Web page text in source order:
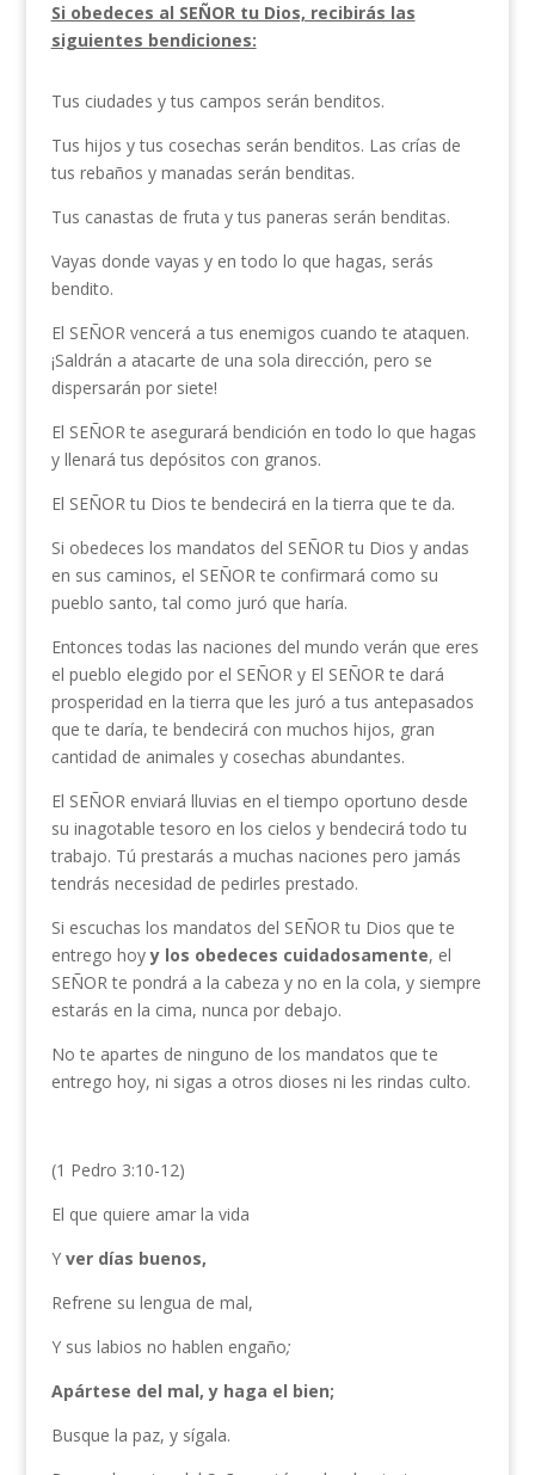
Si obedeces al SEÑOR tu Dios, recibirás las
siguientes bendiciones:
Tus ciudades y tus campos serán benditos.
Tus hijos y tus cosechas serán benditos. Las crías de
tus rebaños y manadas serán benditas.
Tus canastas de fruta y tus paneras serán benditas.
Vayas donde vayas y en todo lo que hagas, serás
bendito.
El SEÑOR vencerá a tus enemigos cuando te ataquen.
¡Saldrán a atacarte de una sola dirección, pero se
dispersarán por siete!
El SEÑOR te asegurará bendición en todo lo que hagas
y llenará tus depósitos con granos.
El SEÑOR tu Dios te bendecirá en la tierra que te da.
Si obedeces los mandatos del SEÑOR tu Dios y andas
en sus caminos, el SEÑOR te confirmará como su
pueblo santo, tal como juró que haría.
Entonces todas las naciones del mundo verán que eres
el pueblo elegido por el SEÑOR y El SEÑOR te dará
prosperidad en la tierra que les juró a tus antepasados
que te daría, te bendecirá con muchos hijos, gran
cantidad de animales y cosechas abundantes.
El SEÑOR enviará lluvias en el tiempo oportuno desde
su inagotable tesoro en los cielos y bendecirá todo tu
trabajo. Tú prestarás a muchas naciones pero jamás
tendrás necesidad de pedirles prestado.
Si escuchas los mandatos del SEÑOR tu Dios que te
entrego hoyy los obedeces cuidadosamente, el
SEÑOR te pondrá a la cabeza y no en la cola, y siempre
estarás en la cima, nunca por debajo.
No te apartes de ninguno de los mandatos que te
entrego hoy, ni sigas a otros dioses ni les rindas culto.
(1 Pedro 3:10-12)
El que quiere amar la vida
Y ver días buenos,
Refrene su lengua de mal,
Y sus labios no hablen engaño;
Apártese del mal, y haga el bien;
Busque la paz, y sígala.